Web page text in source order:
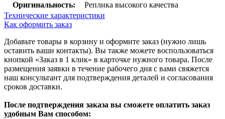
Оригинальность:
Реплика высокого качества
Технические характеристики
Как оформить заказ
Добавьте товары в корзину и оформите заказ (нужно лишь
оставить ваши контакты). Вы также можете воспользоваться
кнопкой «Заказ в 1 клик» в карточке нужного товара. После
размещения заявки в течение рабочего дня с вами свяжется
наш консультант для подтверждения деталей и согласования
сроков доставки.
После подтверждения заказа вы сможете оплатить заказ
удобным Вам способом: